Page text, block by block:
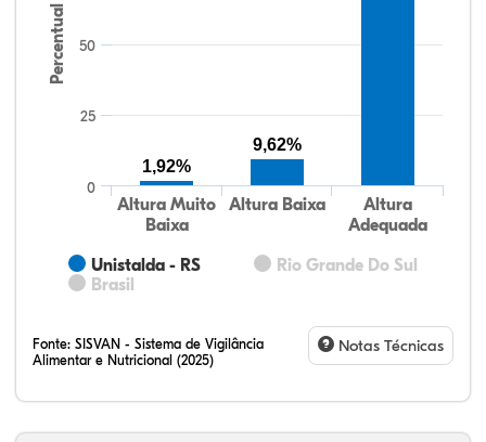
Percentual
Unistalda - RS
Rio Grande Do Sul
Brasil
Altura Muito
Baixa
Altura Baixa
Altura
Adequada
0
25
50
1,92%
9,62%
Fonte: SISVAN - Sistema de Vigilância
Alimentar e Nutricional (2025)
Notas Técnicas